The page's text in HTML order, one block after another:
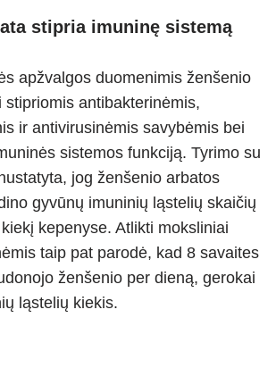
stipria imuninę sistemą
apžvalgos duomenimis ženšenio
stipriomis antibakterinėmis,
ir antivirusinėmis savybėmis bei
sistemos funkciją. Tyrimo su
jog ženšenio arbatos
gyvūnų imuninių ląstelių skaičių
kepenyse. Atlikti moksliniai
taip pat parodė, kad 8 savaites
ženšenio per dieną, gerokai
ląstelių kiekis.